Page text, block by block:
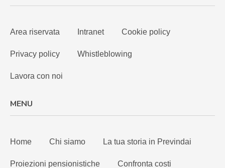
Area riservata Intranet Cookie policy
Privacy policy Whistleblowing
Lavora con noi
MENU
Home Chi siamo La tua storia in Previndai
Proiezioni pensionistiche Confronta costi